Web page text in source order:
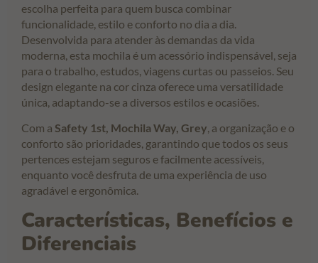
escolha perfeita para quem busca combinar
funcionalidade, estilo e conforto no dia a dia.
Desenvolvida para atender às demandas da vida
moderna, esta mochila é um acessório indispensável, seja
para o trabalho, estudos, viagens curtas ou passeios. Seu
design elegante na cor cinza oferece uma versatilidade
única, adaptando-se a diversos estilos e ocasiões.
Com a Safety 1st, Mochila Way, Grey, a organização e o
conforto são prioridades, garantindo que todos os seus
pertences estejam seguros e facilmente acessíveis,
enquanto você desfruta de uma experiência de uso
agradável e ergonômica.
Características, Benefícios e
Diferenciais